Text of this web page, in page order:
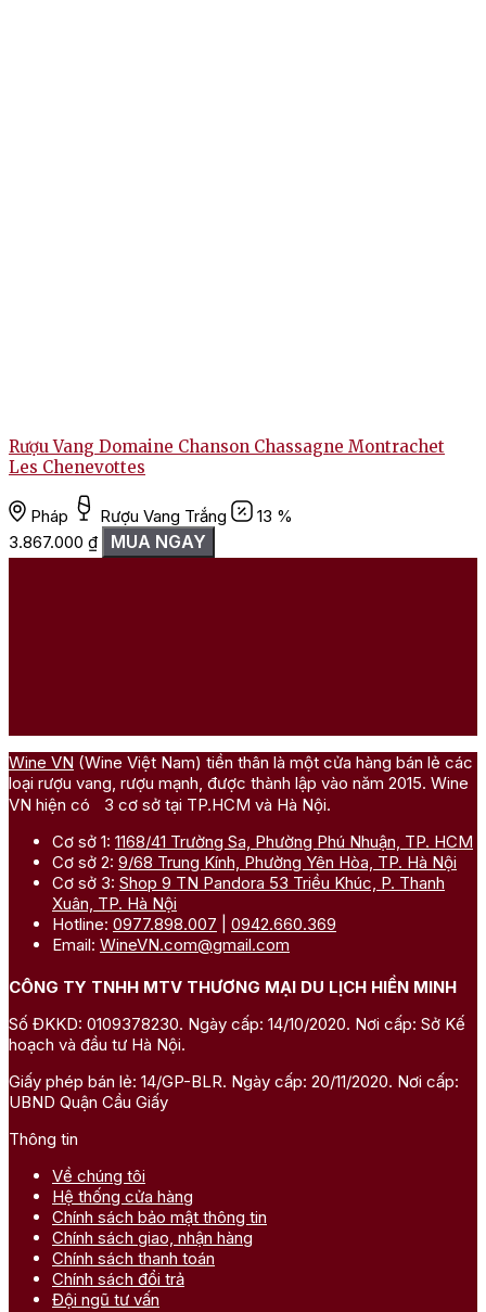
Rượu Vang Domaine Chanson Chassagne Montrachet
Les Chenevottes
Pháp Rượu Vang Trắng
13 %
3.867.000 ₫ MUA NGAY
Wine VN (Wine Việt Nam) tiền thân là một cửa hàng bán lẻ các
loại rượu vang, rượu mạnh, được thành lập vào năm 2015. Wine
VN hiện có 3 cơ sở tại TP.HCM và Hà Nội.
Cơ sở 1: 1168/41 Trường Sa, Phường Phú Nhuận, TP. HCM
Cơ sở 2: 9/68 Trung Kính, Phường Yên Hòa, TP. Hà Nội
Cơ sở 3: Shop 9 TN Pandora 53 Triều Khúc, P. Thanh
Xuân, TP. Hà Nội
Hotline: 0977.898.007
0942.660.369
Email: WineVN.com@gmail.com
CÔNG TY TNHH MTV THƯƠNG MẠI DU LỊCH HIỀN MINH
Số ĐKKD: 0109378230. Ngày cấp: 14/10/2020. Nơi cấp: Sở Kế
hoạch và đầu tư Hà Nội.
Giấy phép bán lẻ: 14/GP-BLR. Ngày cấp: 20/11/2020. Nơi cấp:
UBND Quận Cầu Giấy
Thông tin
Về chúng tôi
Hệ thống cửa hàng
Chính sách bảo mật thông tin
Chính sách giao, nhận hàng
Chính sách thanh toán
Chính sách đổi trả
Đội ngũ tư vấn